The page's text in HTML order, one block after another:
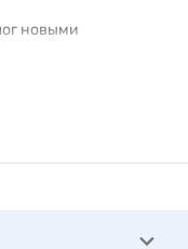
новыми